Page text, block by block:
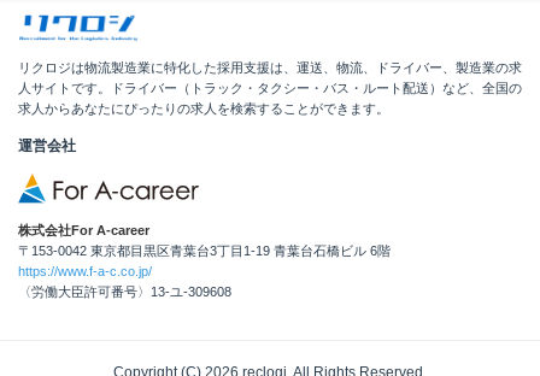
リクロジは物流製造業に特化した採用支援は、運送、物流、ドライバー、製造業の求
人サイトです。ドライバー（トラック・タクシー・バス・ルート配送）など、全国の
求人からあなたにぴったりの求人を検索することができます。
運営会社
株式会社For A-career
〒153-0042 東京都目黒区青葉台3丁目1-19 青葉台石橋ビル 6階
https://www.f-a-c.co.jp/
〈労働大臣許可番号〉13-ユ-309608
Copyright (C) 2026 reclogi. All Rights Reserved.